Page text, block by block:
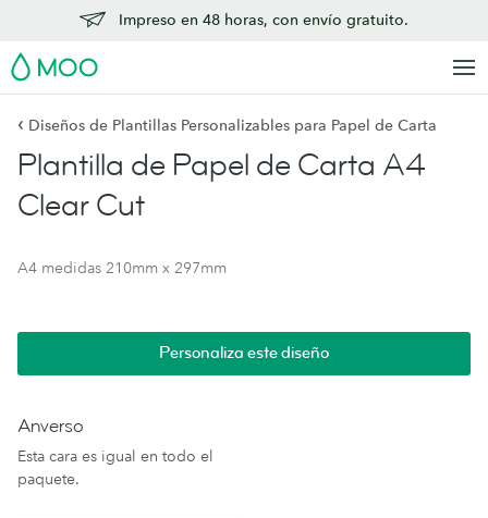
Impreso en 48 horas, con envío gratuito.
MOO
‹ Diseños de Plantillas Personalizables para Papel de Carta
Plantilla de Papel de Carta A4
Clear Cut
A4 medidas 210mm x 297mm
Personaliza este diseño
Anverso
Esta cara es igual en todo el
paquete.